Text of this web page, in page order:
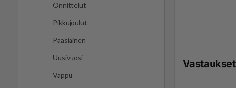
Onnittelut
Pikkujoulut
Pääsiäinen
Uusivuosi
Vappu
Vastaukset